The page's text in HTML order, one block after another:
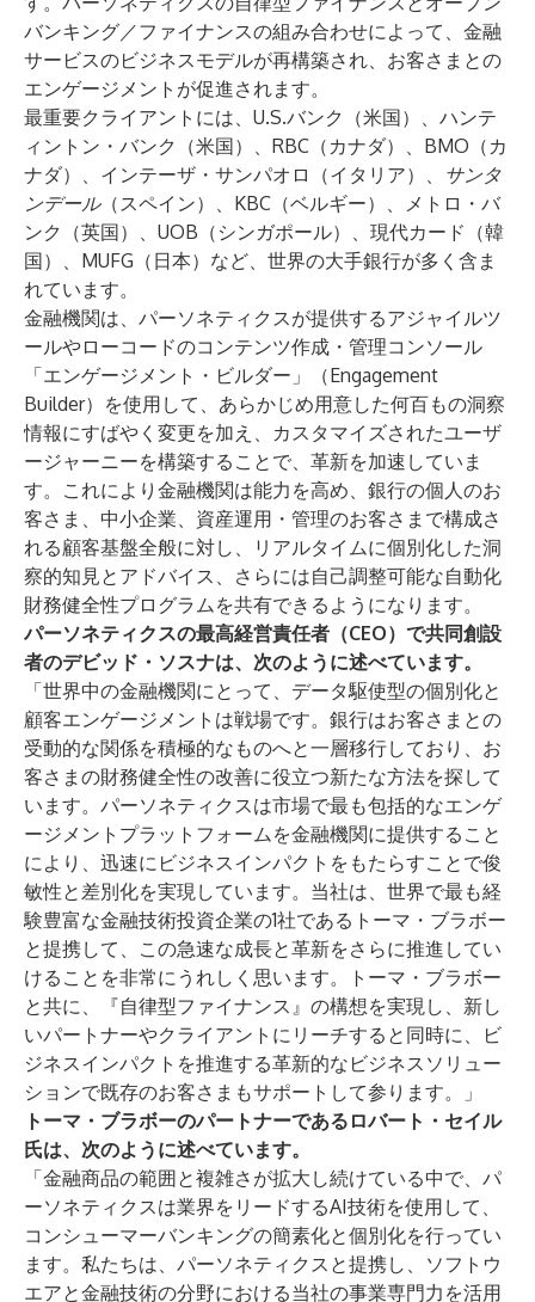
バンキング／ファイナンスの組み合わせによって、金融
サービスのビジネスモデルが再構築され、お客さまとの
エンゲージメントが促進されます。
最重要クライアントには、U.S.バンク（米国）、ハンテ
ィントン・バンク（米国）、RBC（カナダ）、BMO（カ
ナダ）、インテーザ・サンパオロ（イタリア）、 サンタ
ンデール（スペイン）、KBC（ベルギー）、メトロ・バ
ンク（英国）、UOB（シンガポール）、現代カード（韓
国）、MUFG（日本）など、世界の大手銀行が多く含ま
れています。
金融機関は、パーソネティクスが提供するアジャイルツ
ールやローコードのコンテンツ作成・管理コンソール
「エンゲージメント・ビルダー」（Engagement
Builder）を使用して、あらかじめ用意した何百もの洞察
情報にすばやく変更を加え、カスタマイズされたユーザ
ージャーニーを構築することで、革新を加速していま
す。これにより金融機関は能力を高め、銀行の個人のお
客さま、中小企業、資産運用・管理のお客さまで構成さ
れる顧客基盤全般に対し、リアルタイムに個別化した洞
察的知見とアドバイス、さらには自己調整可能な自動化
財務健全性プログラムを共有できるようになります。
パーソネティクスの最高経営責任者（CEO）で共同創設
者のデビッド・ソスナは、次のように述べています。
「世界中の金融機関にとって、データ駆使型の個別化と
顧客エンゲージメントは戦場です。銀行はお客さまとの
受動的な関係を積極的なものへと一層移行しており、お
客さまの財務健全性の改善に役立つ新たな方法を探して
います。パーソネティクスは市場で最も包括的なエンゲ
ージメントプラットフォームを金融機関に提供すること
により、迅速にビジネスインパクトをもたらすことで俊
敏性と差別化を実現しています。当社は、世界で最も経
験豊富な金融技術投資企業の1社であるトーマ・ブラボー
と提携して、この急速な成長と革新をさらに推進してい
けることを非常にうれしく思います。トーマ・ブラボー
と共に、『自律型ファイナンス』の構想を実現し、新し
いパートナーやクライアントにリーチすると同時に、ビ
ジネスインパクトを推進する革新的なビジネスソリュー
ションで既存のお客さまもサポートして参ります。」
トーマ・ブラボーのパートナーであるロバート・セイル
氏は、次のように述べています。
「金融商品の範囲と複雑さが拡大し続けている中で、パ
ーソネティクスは業界をリードするAI技術を使用して、
コンシューマーバンキングの簡素化と個別化を行ってい
ます。私たちは、パーソネティクスと提携し、ソフトウ
エアと金融技術の分野における当社の事業専門力を活用